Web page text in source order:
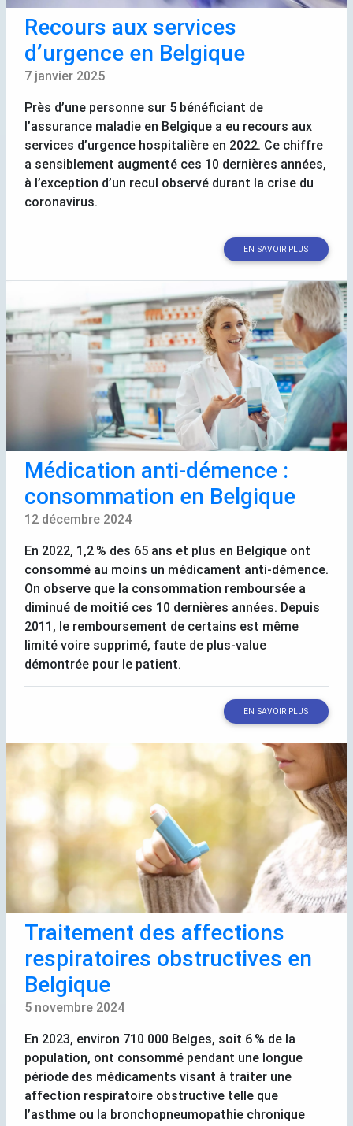
Recours aux services
d’urgence en Belgique
7 janvier 2025
Près d’une personne sur 5 bénéficiant de
l’assurance maladie en Belgique a eu recours aux
services d’urgence hospitalière en 2022. Ce chiffre
a sensiblement augmenté ces 10 dernières années,
à l’exception d’un recul observé durant la crise du
coronavirus.
EN SAVOIR PLUS
Médication anti-démence :
consommation en Belgique
12 décembre 2024
En 2022, 1,2 % des 65 ans et plus en Belgique ont
consommé au moins un médicament anti-démence.
On observe que la consommation remboursée a
diminué de moitié ces 10 dernières années. Depuis
2011, le remboursement de certains est même
limité voire supprimé, faute de plus-value
démontrée pour le patient.
EN SAVOIR PLUS
Traitement des affections
respiratoires obstructives en
Belgique
5 novembre 2024
En 2023, environ 710 000 Belges, soit 6 % de la
population, ont consommé pendant une longue
période des médicaments visant à traiter une
affection respiratoire obstructive telle que
l’asthme ou la bronchopneumopathie chronique